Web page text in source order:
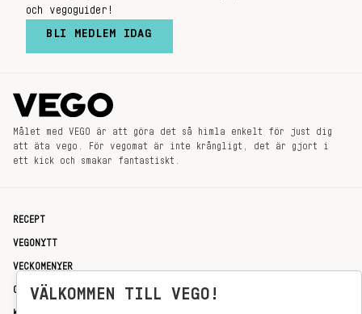
och vegoguider!
BLI MEDLEM IDAG
Målet med VEGO är att göra det så himla enkelt för just dig
att äta vego. För vegomat är inte krångligt, det är gjort i
ett kick och smakar fantastiskt.
RECEPT
VEGONYTT
VECKOMENYER
OM OSSVÄLKOMMEN TILL VEGO!